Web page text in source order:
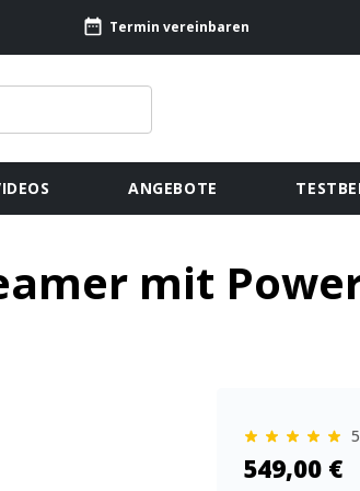
Termin vereinbaren
ANGEBOTE
mit
549,00 €